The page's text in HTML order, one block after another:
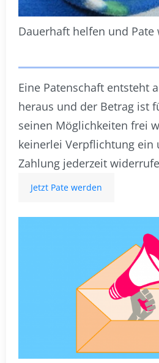
Dauerhaft helfen und Pate
Eine Patenschaft entsteht
heraus und der Betrag ist
seinen Möglichkeiten frei
keinerlei Verpflichtung ein
Zahlung jederzeit
Jetzt Pate werden